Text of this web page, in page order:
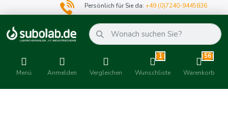
Persönlich für Sie da:+49 (0)7240-9445836
Menü Anmelden Vergleichen
1
Wunschliste
56
Warenkorb